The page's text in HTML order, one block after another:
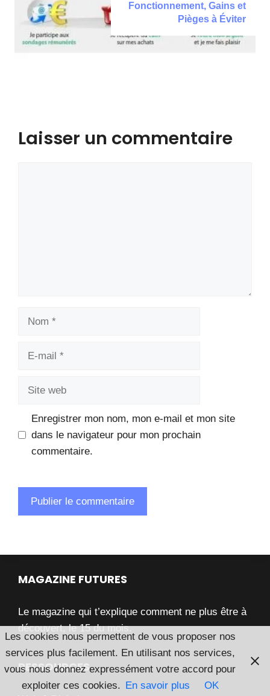
Fonctionnement, Gains et
Pièges à Éviter
Laisser un commentaire
Nom
Site
Enregistrer mon nom, mon e-mail et mon site
dans le navigateur pour mon prochain
commentaire.
MAGAZINE FUTURES
Le magazine qui t’explique comment ne plus être à
découvert, le 15 du mois.
RESSOURCES
Les cookies nous permettent de vous proposer nos
services plus facilement. En utilisant nos services,
vous nous donnez expressément votre accord pour
exploiter ces cookies. En savoir plus OK